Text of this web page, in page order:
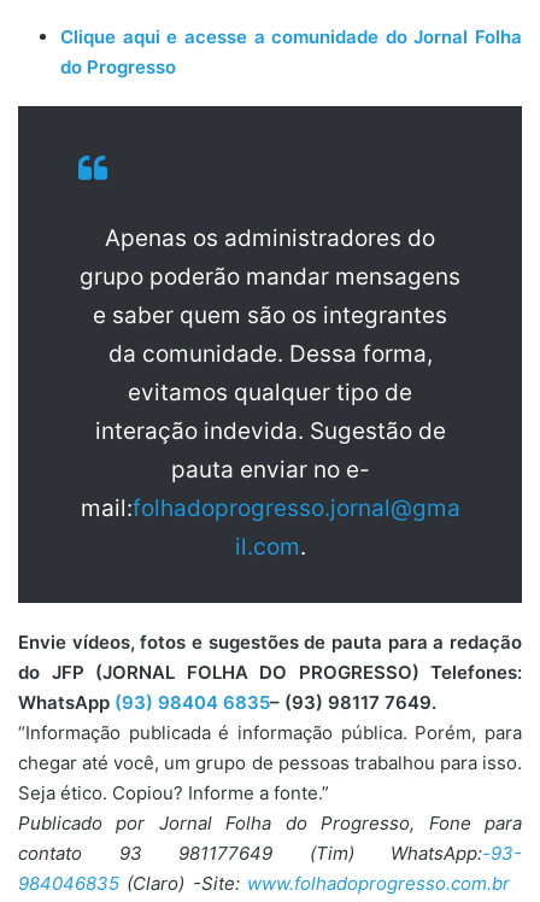
Clique aqui e acesse a comunidade do Jornal Folha
do Progresso
Apenas os administradores do
grupo poderão mandar mensagens
e saber quem são os integrantes
da comunidade. Dessa forma,
evitamos qualquer tipo de
interação indevida. Sugestão de
pauta enviar no e-
mail:folhadoprogresso.jornal@gma
il.com.
Envie vídeos, fotos e sugestões de pauta para a redação
do JFP (JORNAL FOLHA DO PROGRESSO) Telefones:
WhatsApp (93) 98404 6835– (93) 98117 7649.
“Informação publicada é informação pública. Porém, para
chegar até você, um grupo de pessoas trabalhou para isso.
Seja ético. Copiou? Informe a fonte.”
Publicado por Jornal Folha do Progresso, Fone para
contato 93 981177649 (Tim) WhatsApp:-93-
984046835 (Claro) -Site: www.folhadoprogresso.com.br